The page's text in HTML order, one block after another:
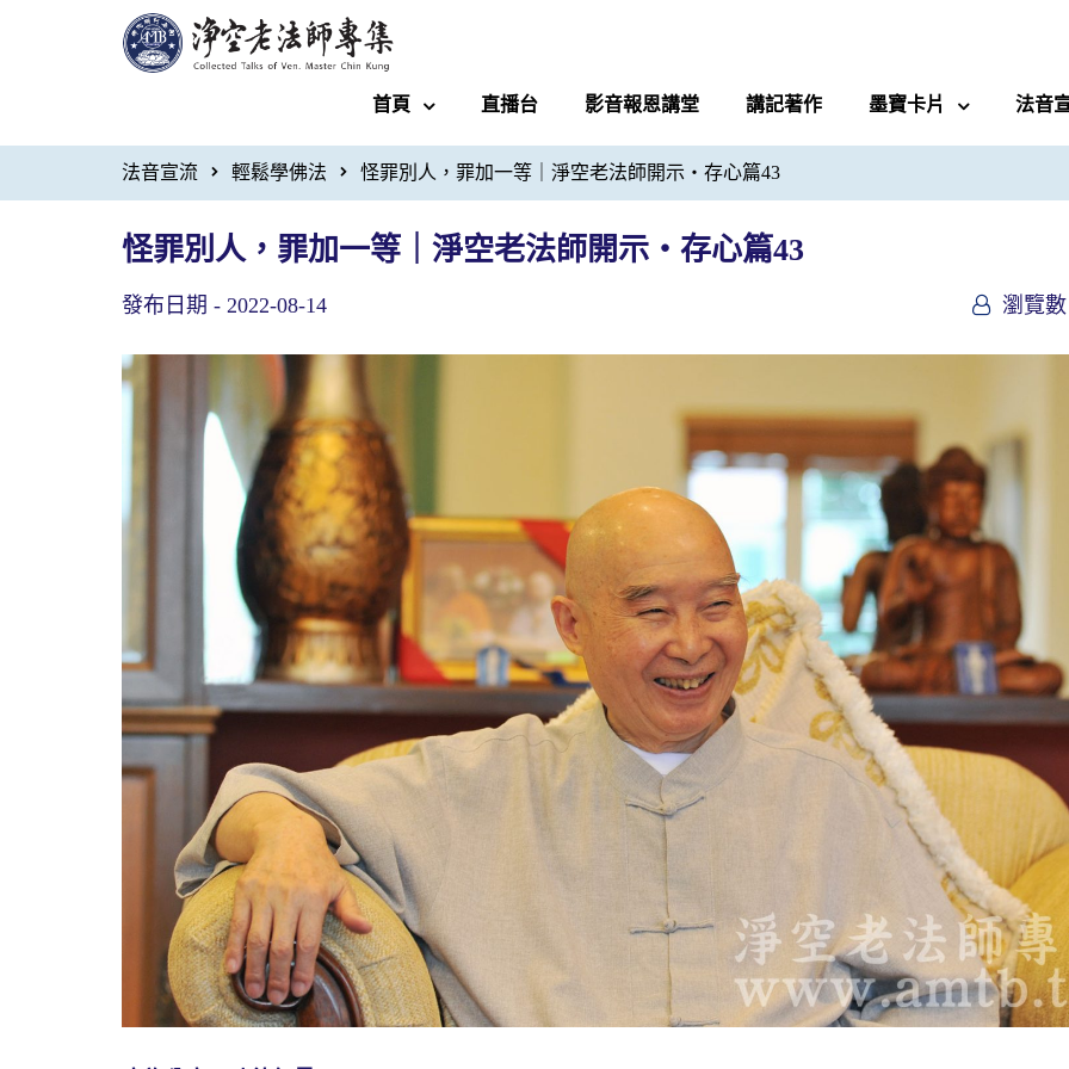
首頁 直播台 影音報恩講堂 講記著作 墨寶卡片 法音
法音宣流 輕鬆學佛法 怪罪別人，罪加一等｜淨空老法師開示・存心篇43
怪罪別人，罪加一等｜淨空老法師開示・存心篇43
發布日期 - 2022-08-14 瀏覽數